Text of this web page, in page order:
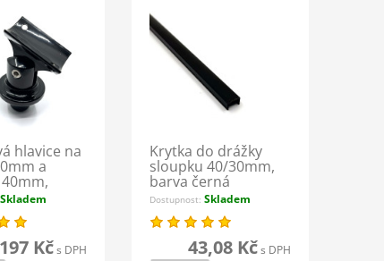
hlavice na
a
Skladem
197 Kčs DPH
Krytka do drážky
sloupku 40/30mm,
barva černá
Dostupnost: Skladem
43,08 Kčs DPH